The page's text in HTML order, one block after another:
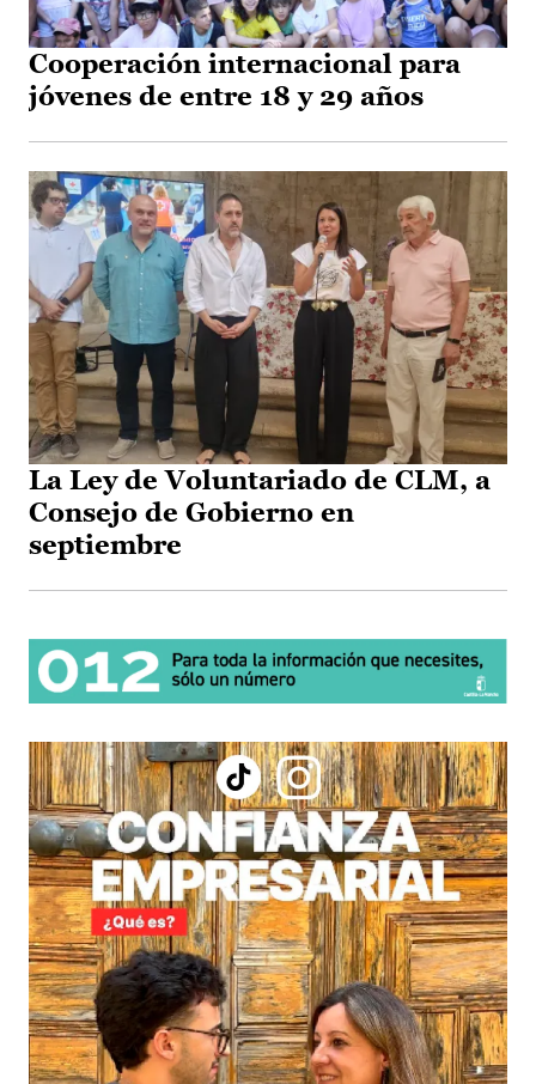
Cooperación internacional para
jóvenes de entre 18 y 29 años
La Ley de Voluntariado de CLM, a
Consejo de Gobierno en
septiembre